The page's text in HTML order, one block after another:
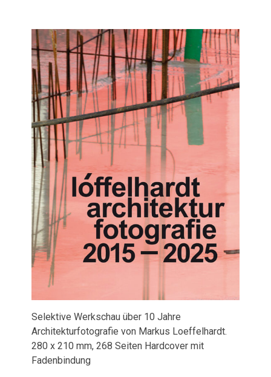
Selektive Werkschau über 10 Jahre
Architekturfotografie von Markus Loeffelhardt.
280 x 210 mm, 268 Seiten Hardcover mit
Fadenbindung